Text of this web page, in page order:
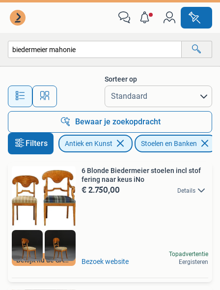
Alle afstanden…
Sorteer op
Bewaar je zoekopdracht
Filters Antiek en Kunst Stoelen en Banken
Bekijk nu de SALE
6 Blonde Biedermeier stoelen incl stof
fering naar keus iNo
€ 2.750,00 Details
Bezoek website
Topadvertentie
Eergisteren